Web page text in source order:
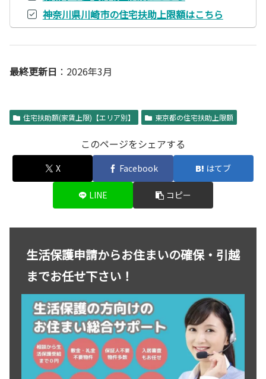
神奈川県川崎市の住宅扶助上限額はこちら
最終更新日 ：2026年3月
住宅扶助額(家賃上限)【エリア別】 東京都の住宅扶助上限額
このページをシェアする
X Facebook はてブ
LINE コピー
生活保護申請からお住まいの確保・引越
までお任せ下さい！